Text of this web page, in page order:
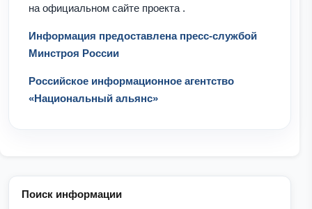
Поиск информации
на официальном сайте проекта .
Информация предоставлена пресс-службой
Минстроя России
Российское информационное агентство
«Национальный альянс»